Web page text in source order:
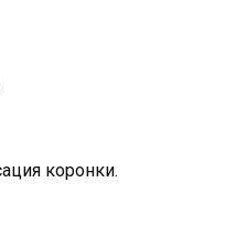
коронки.